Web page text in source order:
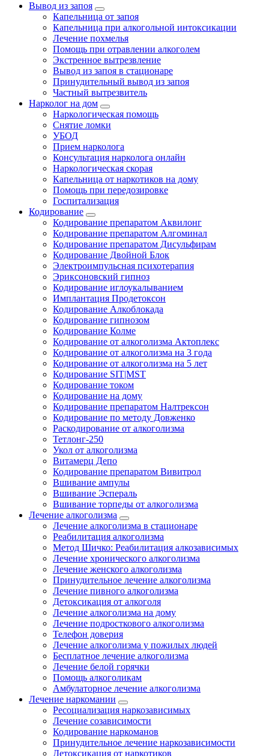
Вывод из запоя
Капельница от запоя
Капельница при алкогольной интоксикации
Лечение похмелья
Помощь при отравлении алкоголем
Экстренное вытрезвление
Вывод из запоя в стационаре
Принудительный вывод из запоя
Частный вытрезвитель
Нарколог на дом
Наркологическая помощь
Снятие ломки
УБОД
Прием нарколога
Консультация нарколога онлайн
Наркологическая скорая
Капельница от наркотиков на дому
Помощь при передозировке
Госпитализация
Кодирование
Кодирование препаратом Аквилонг
Кодирование препаратом Алгоминал
Кодирование препаратом Дисульфирам
Кодирование Двойной Блок
Электроимпульсная психотерапия
Эриксоновский гипноз
Кодирование иглоукалыванием
Имплантация Продетоксон
Кодирование Алкоблокада
Кодирование гипнозом
Кодирование Колме
Кодирование от алкоголизма Актоплекс
Кодирование от алкоголизма на 3 года
Кодирование от алкоголизма на 5 лет
Кодирование SIT|MST
Кодирование током
Кодирование на дому
Кодирование препаратом Налтрексон
Кодирование по методу Довженко
Раскодирование от алкоголизма
Тетлонг-250
Укол от алкоголизма
Витамерц Депо
Кодирование препаратом Вивитрол
Вшивание ампулы
Вшивание Эспераль
Вшивание торпеды от алкоголизма
Лечение алкоголизма
Лечение алкоголизма в стационаре
Реабилитация алкоголизма
Метод Шичко: Реабилитация алкозависимых
Лечение хронического алкоголизма
Лечение женского алкоголизма
Принудительное лечение алкоголизма
Лечение пивного алкоголизма
Детоксикация от алкоголя
Лечение алкоголизма на дому
Лечение подросткового алкоголизма
Телефон доверия
Лечение алкоголизма у пожилых людей
Бесплатное лечение алкоголизма
Лечение белой горячки
Помощь алкоголикам
Амбулаторное лечение алкоголизма
Лечение наркомании
Ресоциализация наркозависимых
Лечение созависимости
Кодирование наркоманов
Принудительное лечение наркозависимости
Детоксикация от наркотиков